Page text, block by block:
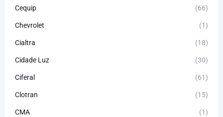
Cequip (66)
Chevrolet (1)
Cialtra (18)
Cidade Luz (30)
Ciferal (61)
Clotran (15)
CMA (1)